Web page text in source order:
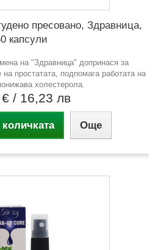
пресовано, Здравница,
капсули
на "Здравница" допринася за
простатата, подпомага работата на
холестерола.
/ 16,23 лв
Още